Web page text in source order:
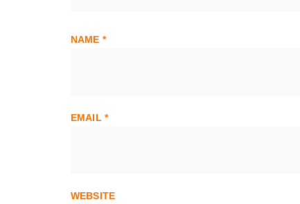
NAME *
EMAIL *
WEBSITE